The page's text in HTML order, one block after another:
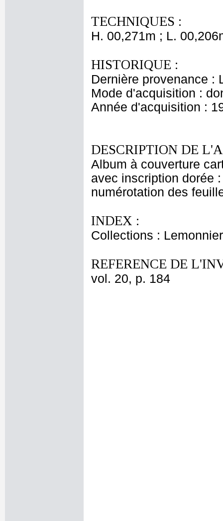
TECHNIQUES :
H. 00,271m ; L.
HISTORIQUE :
Dernière provenance :
Mode d'acquisition :
Année d'acquisition :
DESCRIPTION DE
Album à couverture
avec inscription dorée
numérotation des
INDEX :
Collections : Lemonnier
REFERENCE DE
vol. 20, p. 184